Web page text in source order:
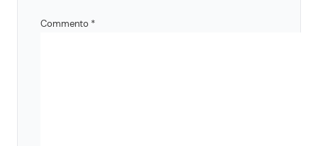
Commento *